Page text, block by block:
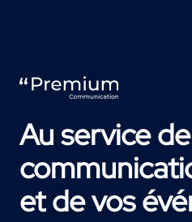
Au service
et de vos